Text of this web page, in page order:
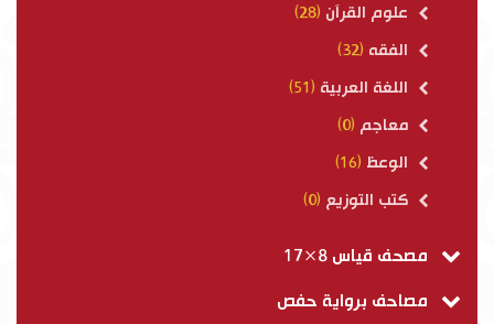
علوم القرآن (28)
الفقه (32)
اللغة العربية (51)
معاجم (0)
الوعظ (16)
كتب التوزيع (0)
مصحف قياس 8×17
مصاحف برواية حفص